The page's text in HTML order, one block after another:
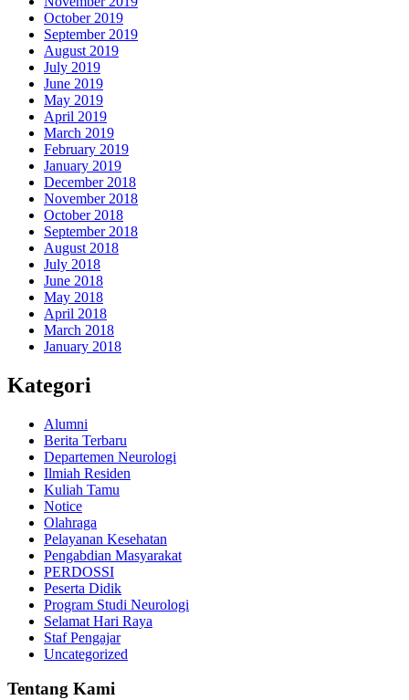
October 2019
September 2019
August 2019
July 2019
June 2019
May 2019
April 2019
March 2019
February 2019
January 2019
December 2018
November 2018
October 2018
September 2018
August 2018
July 2018
June 2018
May 2018
April 2018
March 2018
January 2018
Kategori
Alumni
Berita Terbaru
Departemen Neurologi
Ilmiah Residen
Kuliah Tamu
Notice
Olahraga
Pelayanan Kesehatan
Pengabdian Masyarakat
PERDOSSI
Peserta Didik
Program Studi Neurologi
Selamat Hari Raya
Staf Pengajar
Uncategorized
Tentang Kami